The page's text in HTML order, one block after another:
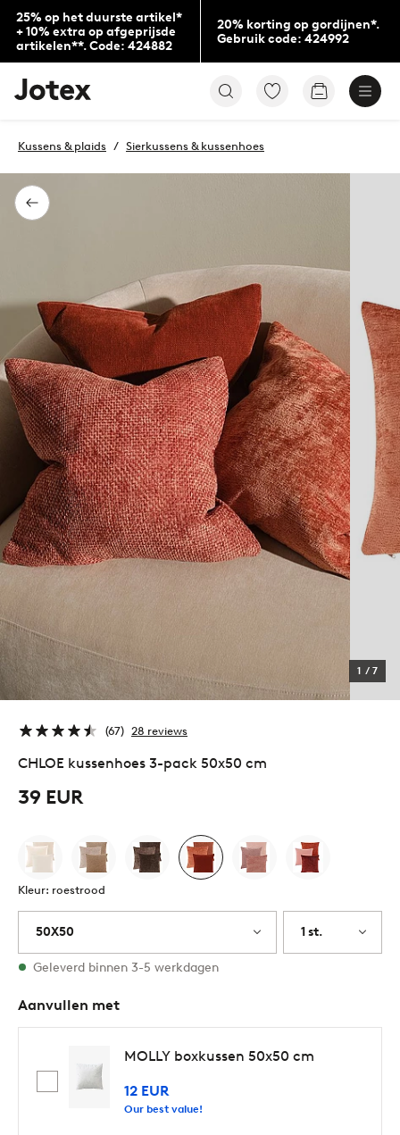
25% op het duurste artikel*
+ 10% extra op afgeprijsde
artikelen**. Code: 424882
20% korting op gordijnen*.
Gebruik code: 424992
Jotex
logo
to
home
page
Ga
Go
Terug
Kussens & plaids Sierkussens & kussenhoes
1 / 7
67 28 reviews
CHLOE kussenhoes 3-pack 50x50 cm
39 EUR
Kleur: roestrood
50X50 1 st.
Op voorraad
Geleverd binnen 3-5 werkdagen
Aanvullen met
MOLLY boxkussen 50x50 cm
12 EUR
Our best value!